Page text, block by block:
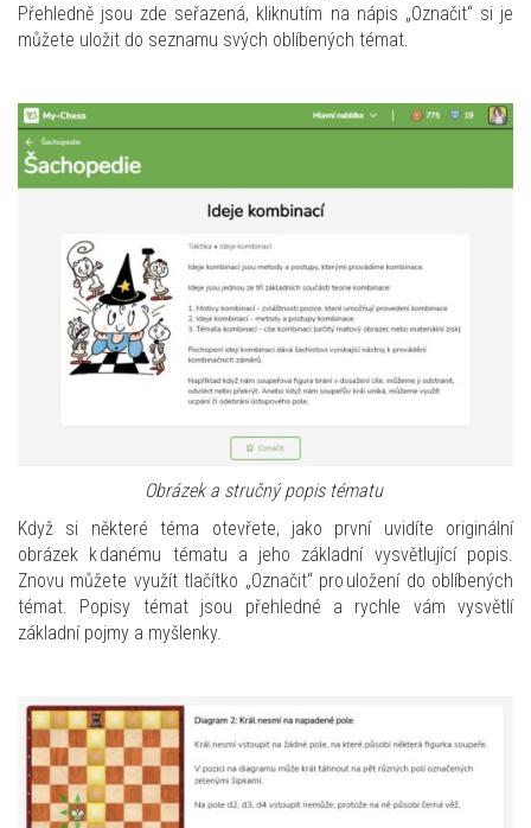
Přehledně jsou zde seřazená, kliknutím na nápis „Označit“ si je
můžete uložit do seznamu svých oblíbených témat.
Obrázek a stručný popis tématu
Když si některé téma otevřete, jako první uvidíte originální
obrázek k danému tématu a jeho základní vysvětlující popis.
Znovu můžete využít tlačítko „Označit“ pro uložení do oblíbených
témat. Popisy témat jsou přehledné a rychle vám vysvětlí
základní pojmy a myšlenky.